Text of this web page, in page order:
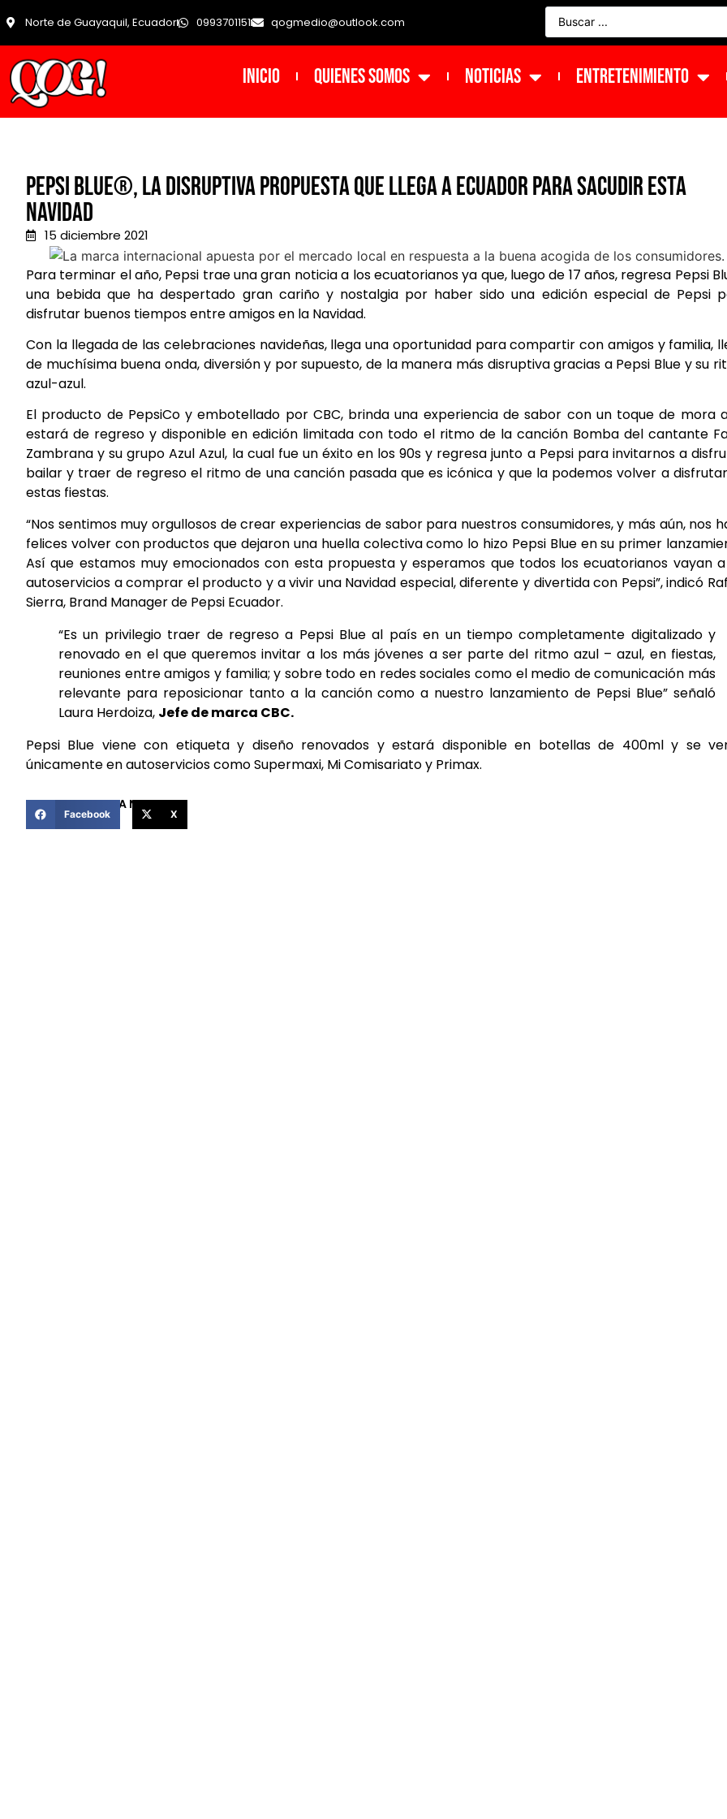
Norte de Guayaquil, Ecuador 0993701151 qogmedio@outlook.com
INICIO Quienes Somos NOTICIAS ENTRETENIMIENTO
Pepsi Blue®, la disruptiva propuesta que llega a Ecuador para sacudir esta
Navidad
15 diciembre 2021
Para terminar el año, Pepsi trae una gran noticia a los ecuatorianos ya que, luego de 17 años, regresa Pepsi
una bebida que ha despertado gran cariño y nostalgia por haber sido una edición especial de Pepsi
disfrutar buenos tiempos entre amigos en la Navidad.
Con la llegada de las celebraciones navideñas, llega una oportunidad para compartir con amigos y familia,
de muchísima buena onda, diversión y por supuesto, de la manera más disruptiva gracias a Pepsi Blue y su
azul-azul.
El producto de PepsiCo y embotellado por CBC, brinda una experiencia de sabor con un toque de mora
estará de regreso y disponible en edición limitada con todo el ritmo de la canción Bomba del cantante
Zambrana y su grupo Azul Azul, la cual fue un éxito en los 90s y regresa junto a Pepsi para invitarnos a
bailar y traer de regreso el ritmo de una canción pasada que es icónica y que la podemos volver a
estas fiestas.
“Nos sentimos muy orgullosos de crear experiencias de sabor para nuestros consumidores, y más aún, nos
felices volver con productos que dejaron una huella colectiva como lo hizo Pepsi Blue en su primer
Así que estamos muy emocionados con esta propuesta y esperamos que todos los ecuatorianos vayan
autoservicios a comprar el producto y a vivir una Navidad especial, diferente y divertida con Pepsi”, indicó
Sierra, Brand Manager de Pepsi Ecuador.
“Es un privilegio traer de regreso a Pepsi Blue al país en un tiempo completamente digitalizado y
renovado en el que queremos invitar a los más jóvenes a ser parte del ritmo azul – azul, en fiestas,
reuniones entre amigos y familia; y sobre todo en redes sociales como el medio de comunicación más
relevante para reposicionar tanto a la canción como a nuestro lanzamiento de Pepsi Blue” señaló
Laura Herdoiza, Jefe de marca CBC.
Pepsi Blue viene con etiqueta y diseño renovados y estará disponible en botellas de 400ml y se
únicamente en autoservicios como Supermaxi, Mi Comisariato y Primax.
COMPARTIR ESTA NOTICIA
Facebook X